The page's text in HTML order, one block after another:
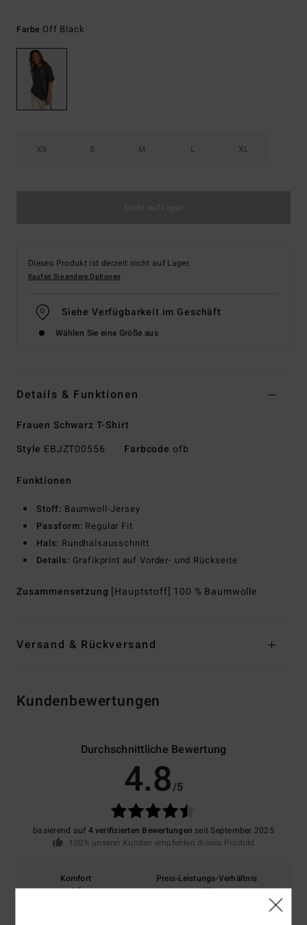
Farbe Off Black
XS S M L XL
Dieses Produkt ist derzeit nicht auf Lager.
Kaufen Sie andere Optionen
Siehe Verfügbarkeit im Geschäft
Wählen Sie eine Größe aus
Details & Funktionen
Frauen Schwarz T-Shirt
Style EBJZT00556 Farbcode ofb
Funktionen
Stoff: Baumwoll-Jersey
Passform: Regular Fit
Hals: Rundhalsausschnitt
Details: Grafikprint auf Vorder- und Rückseite
Zusammensetzung [Hauptstoff] 100 % Baumwolle
Versand & Rückversand
Kundenbewertungen
Durchschnittliche Bewertung
4.8/5
basierend auf 4 verifizierten Bewertungen seit September 2025
100% unserer Kunden empfehlen dieses Produkt
Komfort
4.5
Preis-Leistungs-Verhältnis
4.0